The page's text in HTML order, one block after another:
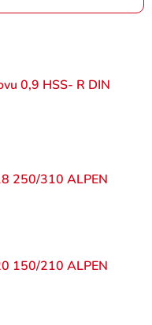
0,9 HSS- R DIN
250/310 ALPEN
150/210 ALPEN